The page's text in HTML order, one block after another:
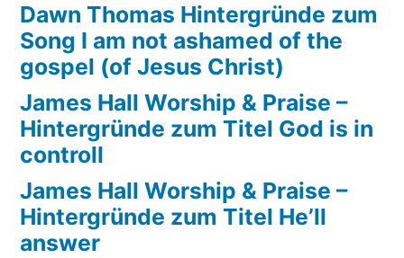
Dawn Thomas Hintergründe zum
Song I am not ashamed of the
gospel (of Jesus Christ)
James Hall Worship & Praise –
Hintergründe zum Titel God is in
controll
James Hall Worship & Praise –
Hintergründe zum Titel He’ll
answer